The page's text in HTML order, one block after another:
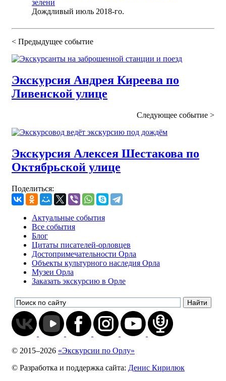
Дождливый июль 2018-го.
< Предыдущее событие
Экскурсия Андрея Киреева по
Ливенской улице
Следующее событие >
Экскурсия Алексея Шестакова по
Октябрьской улице
Поделиться:
Актуальные события
Все события
Блог
Цитаты писателей-орловцев
Достопримечательности Орла
Объекты культурного наследия Орла
Музеи Орла
Заказать экскурсию в Орле
© 2015–2026 «Экскурсии по Орлу»
© Разработка и поддержка сайта: Денис Кирилюк